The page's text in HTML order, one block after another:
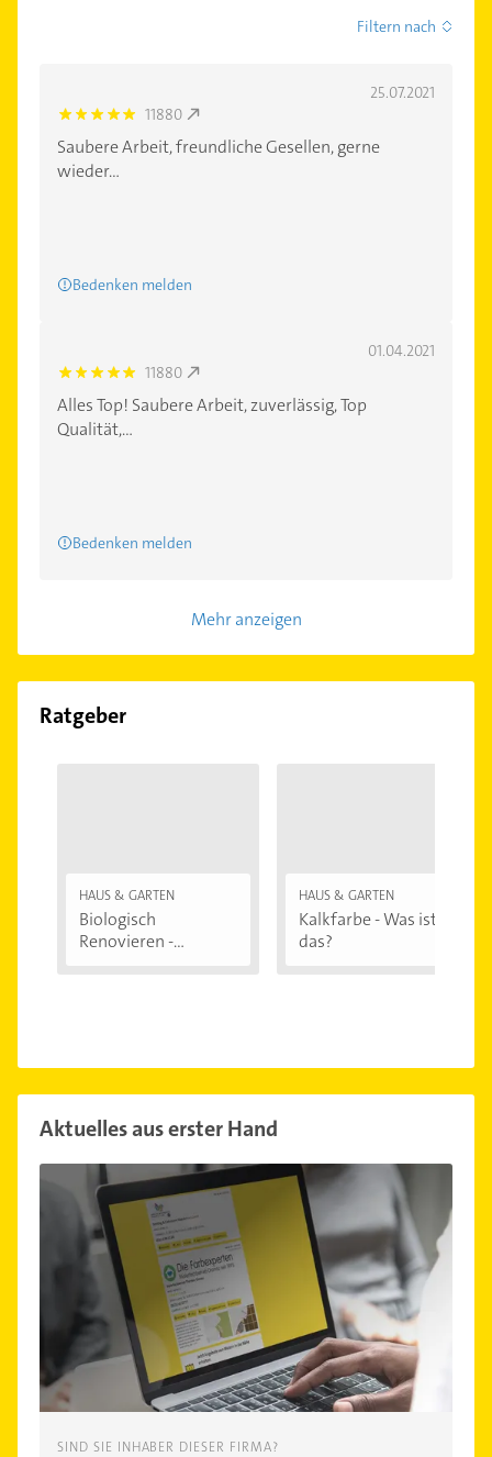
Filtern nach
25.07.2021
5.0 11880
Saubere Arbeit, freundliche Gesellen, gerne
wieder...
Bedenken melden
01.04.2021
5.0 11880
Alles Top! Saubere Arbeit, zuverlässig, Top
Qualität,...
Bedenken melden
Mehr anzeigen
Ratgeber
HAUS & GARTEN
Biologisch
Renovieren -
HAUS & GARTEN
Kalkfarbe - Was ist
das?
Aktuelles aus erster Hand
SIND SIE INHABER DIESER FIRMA?